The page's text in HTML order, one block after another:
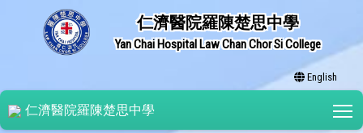
仁濟醫院羅陳楚思中學
Yan Chai Hospital Law Chan Chor Si College
English
仁濟醫院羅陳楚思中學